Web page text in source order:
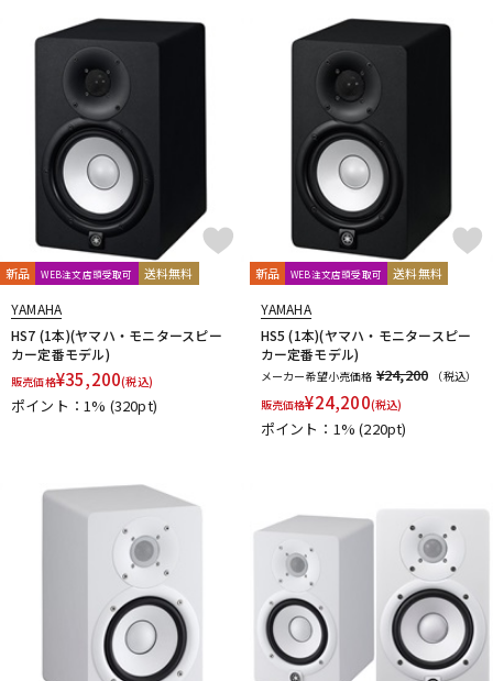
新品 WEB注文店頭受取可 送料無料
YAMAHA
HS7 (1本)(ヤマハ・モニタースピー
カー定番モデル)
販売価格¥35,200(税込)
ポイント：1% (320pt)
新品 WEB注文店頭受取可 送料無料
YAMAHA
HS5 (1本)(ヤマハ・モニタースピー
カー定番モデル)
メーカー希望小売価格 ¥24,200
（税込）
販売価格¥24,200(税込)
ポイント：1%(220pt)